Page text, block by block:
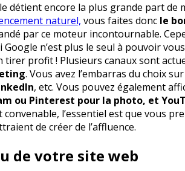
détient encore la plus grande part de
naturel, vous faites donc le
par ce moteur incontournable.
n’est plus le seul à pouvoir
profit ! Plusieurs canaux sont
. Vous avez l’embarras du choix sur
, etc. Vous pouvez également
ou Pinterest pour la photo, et
l’essentiel est que vous
de créer de l’affluence.
de votre site web